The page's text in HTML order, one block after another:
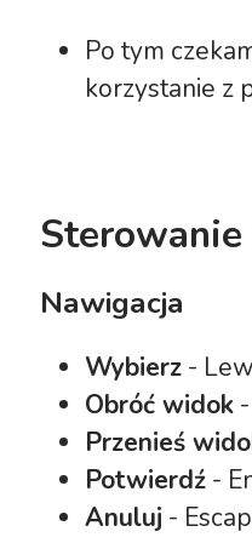
Po tym
korzystanie z
Nawigacja
Wybierz-
Obróć widok-
Przenieś
Potwierdź-
Anuluj -